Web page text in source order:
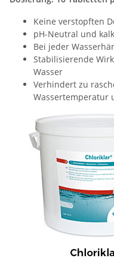
Keine verstopften
pH-Neutral und
Bei jeder
Stabilisierende
Wasser
Verhindert zu
Wassertemperatur